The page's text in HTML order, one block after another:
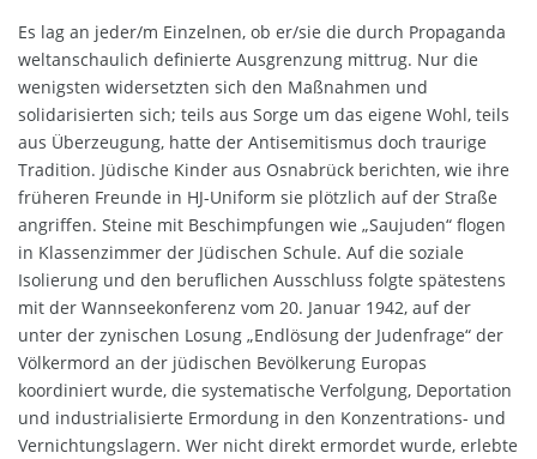
Es lag an jeder/m Einzelnen, ob er/sie die durch Propaganda
weltanschaulich definierte Ausgrenzung mittrug. Nur die
wenigsten widersetzten sich den Maßnahmen und
solidarisierten sich; teils aus Sorge um das eigene Wohl, teils
aus Überzeugung, hatte der Antisemitismus doch traurige
Tradition. Jüdische Kinder aus Osnabrück berichten, wie ihre
früheren Freunde in HJ-Uniform sie plötzlich auf der Straße
angriffen. Steine mit Beschimpfungen wie „Saujuden“ flogen
in Klassenzimmer der Jüdischen Schule. Auf die soziale
Isolierung und den beruflichen Ausschluss folgte spätestens
mit der Wannseekonferenz vom 20. Januar 1942, auf der
unter der zynischen Losung „Endlösung der Judenfrage“ der
Völkermord an der jüdischen Bevölkerung Europas
koordiniert wurde, die systematische Verfolgung, Deportation
und industrialisierte Ermordung in den Konzentrations- und
Vernichtungslagern. Wer nicht direkt ermordet wurde, erlebte